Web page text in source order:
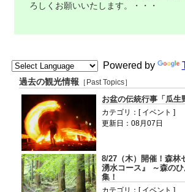
ろしくお願いいたします。・・・
Powered by
過去の観光情報 ［Past Topics］
お盆の伝統行事「瓜生
カテゴリ：[ イベント ]
更新日：08月07日
8/27（木）開催！森林
湧水コース』 ～森の
集！
カテゴリ：[ イベント ]